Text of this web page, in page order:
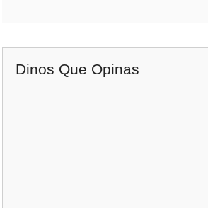
Dinos Que Opinas